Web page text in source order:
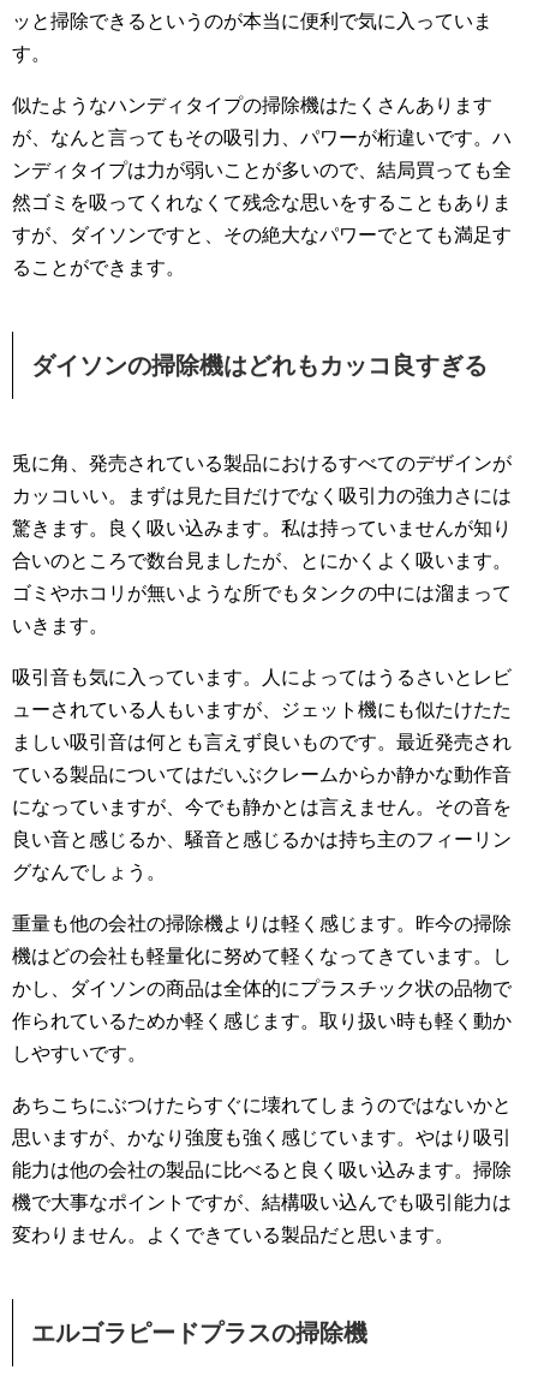
ッと掃除できるというのが本当に便利で気に入っていま
す。
似たようなハンディタイプの掃除機はたくさんあります
が、なんと言ってもその吸引力、パワーが桁違いです。ハ
ンディタイプは力が弱いことが多いので、結局買っても全
然ゴミを吸ってくれなくて残念な思いをすることもありま
すが、ダイソンですと、その絶大なパワーでとても満足す
ることができます。
ダイソンの掃除機はどれもカッコ良すぎる
兎に角、発売されている製品におけるすべてのデザインが
カッコいい。まずは見た目だけでなく吸引力の強力さには
驚きます。良く吸い込みます。私は持っていませんが知り
合いのところで数台見ましたが、とにかくよく吸います。
ゴミやホコリが無いような所でもタンクの中には溜まって
いきます。
吸引音も気に入っています。人によってはうるさいとレビ
ューされている人もいますが、ジェット機にも似たけたた
ましい吸引音は何とも言えず良いものです。最近発売され
ている製品についてはだいぶクレームからか静かな動作音
になっていますが、今でも静かとは言えません。その音を
良い音と感じるか、騒音と感じるかは持ち主のフィーリン
グなんでしょう。
重量も他の会社の掃除機よりは軽く感じます。昨今の掃除
機はどの会社も軽量化に努めて軽くなってきています。し
かし、ダイソンの商品は全体的にプラスチック状の品物で
作られているためか軽く感じます。取り扱い時も軽く動か
しやすいです。
あちこちにぶつけたらすぐに壊れてしまうのではないかと
思いますが、かなり強度も強く感じています。やはり吸引
能力は他の会社の製品に比べると良く吸い込みます。掃除
機で大事なポイントですが、結構吸い込んでも吸引能力は
変わりません。よくできている製品だと思います。
エルゴラピードプラスの掃除機